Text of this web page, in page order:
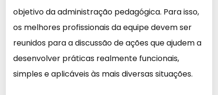
objetivo da administração pedagógica. Para isso,
os melhores profissionais da equipe devem ser
reunidos para a discussão de ações que ajudem a
desenvolver práticas realmente funcionais,
simples e aplicáveis às mais diversas situações.